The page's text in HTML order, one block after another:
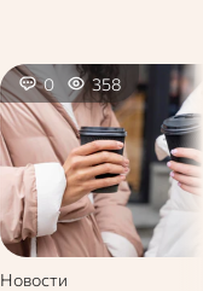
0 358
Новости